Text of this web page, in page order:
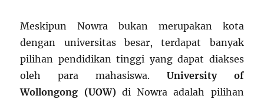
Meskipun Nowra bukan merupakan kota
dengan universitas besar, terdapat banyak
pilihan pendidikan tinggi yang dapat diakses
oleh para mahasiswa. University of
Wollongong (UOW)di Nowra adalah pilihan